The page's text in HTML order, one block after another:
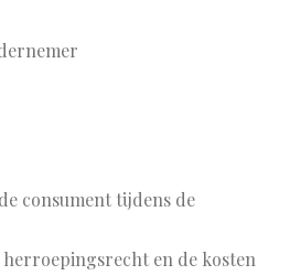
consument tijdens de
en de kosten